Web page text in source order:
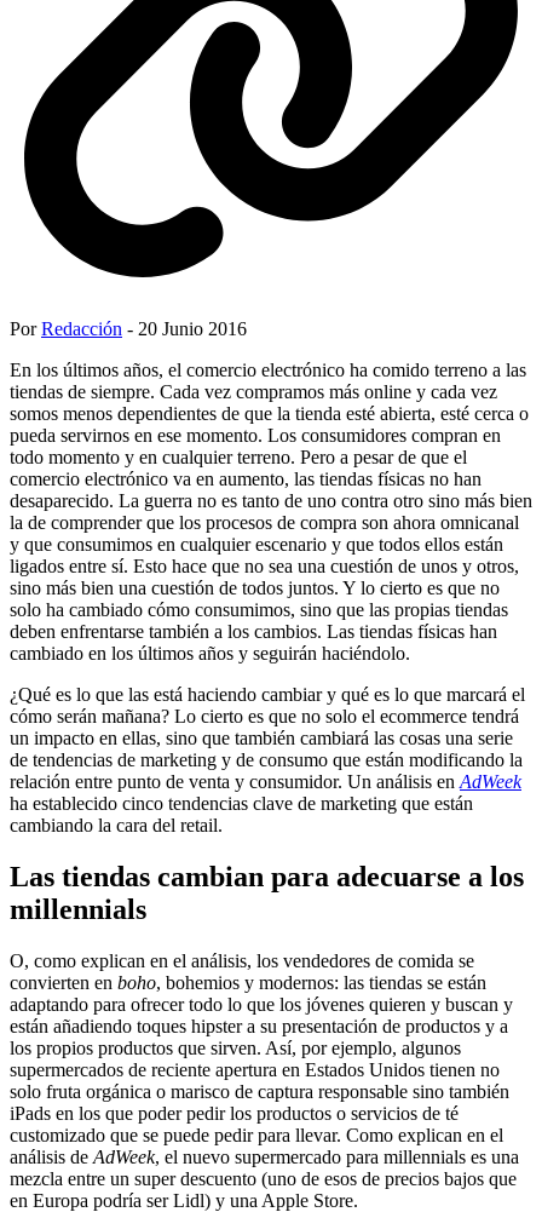
PorRedacción - 20 Junio 2016
En los últimos años, el comercio electrónico ha comido terreno a las
tiendas de siempre. Cada vez compramos más online y cada vez
somos menos dependientes de que la tienda esté abierta, esté cerca o
pueda servirnos en ese momento. Los consumidores compran en
todo momento y en cualquier terreno. Pero a pesar de que el
comercio electrónico va en aumento, las tiendas físicas no han
desaparecido. La guerra no es tanto de uno contra otro sino más bien
la de comprender que los procesos de compra son ahora omnicanal
y que consumimos en cualquier escenario y que todos ellos están
ligados entre sí. Esto hace que no sea una cuestión de unos y otros,
sino más bien una cuestión de todos juntos. Y lo cierto es que no
solo ha cambiado cómo consumimos, sino que las propias tiendas
deben enfrentarse también a los cambios. Las tiendas físicas han
cambiado en los últimos años y seguirán haciéndolo.
¿Qué es lo que las está haciendo cambiar y qué es lo que marcará el
cómo serán mañana? Lo cierto es que no solo el ecommerce tendrá
un impacto en ellas, sino que también cambiará las cosas una serie
de tendencias de marketing y de consumo que están modificando la
relación entre punto de venta y consumidor. Un análisis en AdWeek
ha establecido cinco tendencias clave de marketing que están
cambiando la cara del retail.
Las tiendas cambian para adecuarse a los
millennials
O, como explican en el análisis, los vendedores de comida se
convierten en boho, bohemios y modernos: las tiendas se están
adaptando para ofrecer todo lo que los jóvenes quieren y buscan y
están añadiendo toques hipster a su presentación de productos y a
los propios productos que sirven. Así, por ejemplo, algunos
supermercados de reciente apertura en Estados Unidos tienen no
solo fruta orgánica o marisco de captura responsable sino también
iPads en los que poder pedir los productos o servicios de té
customizado que se puede pedir para llevar. Como explican en el
análisis de AdWeek, el nuevo supermercado para millennials es una
mezcla entre un super descuento (uno de esos de precios bajos que
en Europa podría ser Lidl) y una Apple Store.